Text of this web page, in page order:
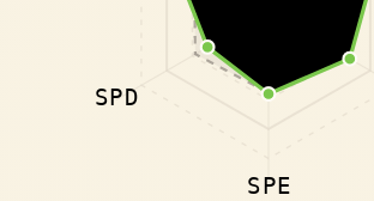
SPE
SPD